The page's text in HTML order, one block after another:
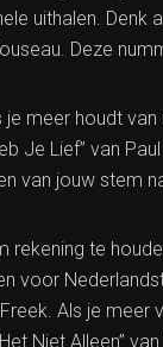
uithalen. Denk
Deze
je meer houdt
Je Lief” van
van jouw stem
rekening te
voor
Als je
Niet Alleen” van